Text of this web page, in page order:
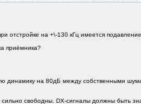
отстройке на +\-130 кГц имеется
приёмника?
динамику на 80дБ между собственными
свободны. DX-сигналы должны быть